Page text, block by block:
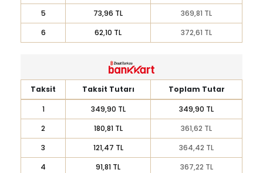
5
73,96 TL
369,81 TL
6
62,10 TL 372,61 TL
Taksit Taksit Tutarı
Toplam Tutar
1
349,90 TL
349,90 TL
2
180,81 TL
361,62 TL
3
121,47 TL
364,42 TL
4
91,81 TL 367,22 TL